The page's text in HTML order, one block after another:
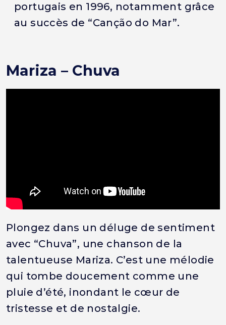
portugais en 1996, notamment grâce
au succès de “Canção do Mar”.
Mariza – Chuva
Plongez dans un déluge de sentiment
avec “Chuva”, une chanson de la
talentueuse Mariza. C’est une mélodie
qui tombe doucement comme une
pluie d’été, inondant le cœur de
tristesse et de nostalgie.